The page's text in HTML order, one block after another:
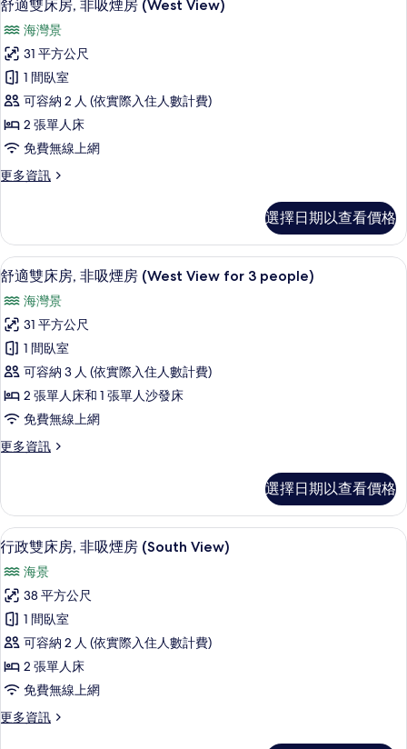
people)
的
所
有
相
片
房
(Moderate,
West
View
for
3
people)
的
情
示
舒
適
雙
床
房,
非
吸
房
(West
View)
的
所
有
相
片
舒適雙床房, 非吸煙房 (West View)
海灣景
31 平方公尺
1 間臥室
可容納 2 人 (依實際入住人數計費)
2 張單人床
免費無線上網
更多資訊
更
雙
床
房,
吸
煙
房
(West
View)
的
詳
情
選擇日期以查看價格
顯
示
舒
適
雙
床
房,
非
吸
房
(West
View
for
3
people)
的
所
有
相
片
書桌、遮光布/窗簾、免費無線上網、
7
舒適雙床房, 非吸煙房 (West View for 3 people)
海灣景
31 平方公尺
1 間臥室
可容納 3 人 (依實際入住人數計費)
2 張單人床和 1 張單人沙發床
免費無線上網
更多資訊
更
雙
床
房,
非
吸
煙
房
(West
View
for
3
people)
詳
選擇日期以查看價格
顯
示
行
政
雙
床
房,
非
吸
書桌、遮光布/窗簾、免費無線上網、
6
行政雙床房, 非吸煙房 (South View)
海景
38 平方公尺
1 間臥室
可容納 2 人 (依實際入住人數計費)
2 張單人床
免費無線上網
更多資訊
更